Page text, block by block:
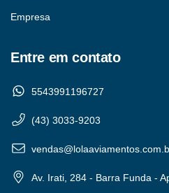
Empresa
Entre em contato
5543991196727
(43) 3033-9203
Av. Irati, 284 - Barra Funda -